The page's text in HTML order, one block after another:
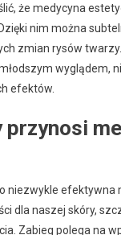
że medycyna
nim można
zmian rysów
wyglądem,
efektów.
przynosi
niezwykle efektywna
dla naszej skóry,
Zabieg polega na